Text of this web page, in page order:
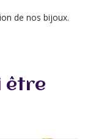
de nos bijoux.
être